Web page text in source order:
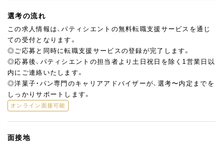
選考の流れ
この求人情報は、パティシエントの無料転職支援サービスを通じ
ての受付となります。
◎ご応募と同時に転職支援サービスの登録が完了します。
◎応募後、パティシエントの担当者より土日祝日を除く1営業日以
内にご連絡いたします。
◎洋菓子・パン専門のキャリアアドバイザーが、選考〜内定までを
しっかりサポートします。
オンライン面接可能
面接地